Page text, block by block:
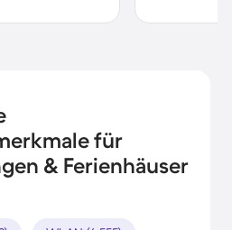
für
& Ferienhäuser